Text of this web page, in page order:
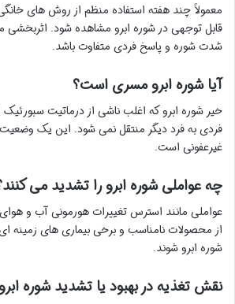
معمولاً چند هفته استفاده منظم از روش های
قابل توجهی در شوره ابرو مشاهده شود.
شدت شوره و پاسخ فردی متفاوت باشد.
آیا شوره ابرو مسری است؟
خیر شوره ابرو که اغلب ناشی از درماتیت
فردی به فرد دیگر منتقل نمی شود. این یک
غیرعفونی است.
چه عواملی شوره ابرو را تشدید می
عواملی مانند استرس تغییرات هورمونی آب و
از محصولات نامناسب و برخی بیماری های زمینه
شوره ابرو شوند.
نقش تغذیه در بهبود یا تشدید شوره